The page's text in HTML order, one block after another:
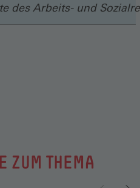
des Arbeits- und
ZUM THEMA